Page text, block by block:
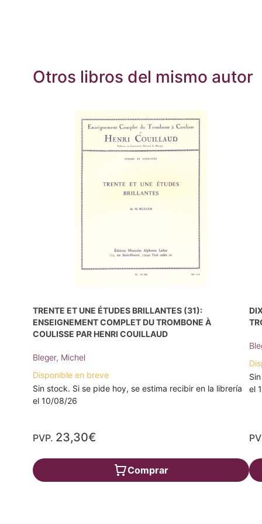
Otros libros del mismo autor
TRENTE ET UNE ÉTUDES BRILLANTES (31):
ENSEIGNEMENT COMPLET DU TROMBONE À
COULISSE PAR HENRI COUILLAUD
Bleger, Michel
Disponible en breve
Sin stock. Si se pide hoy, se estima recibir en la librería
el 10/08/26
PVP. 23,30€
Comprar
el